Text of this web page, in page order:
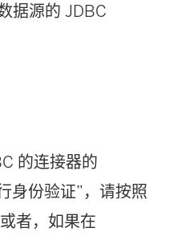
据源的 JDBC
的连接器的
身份验证”，请按照
者，如果在